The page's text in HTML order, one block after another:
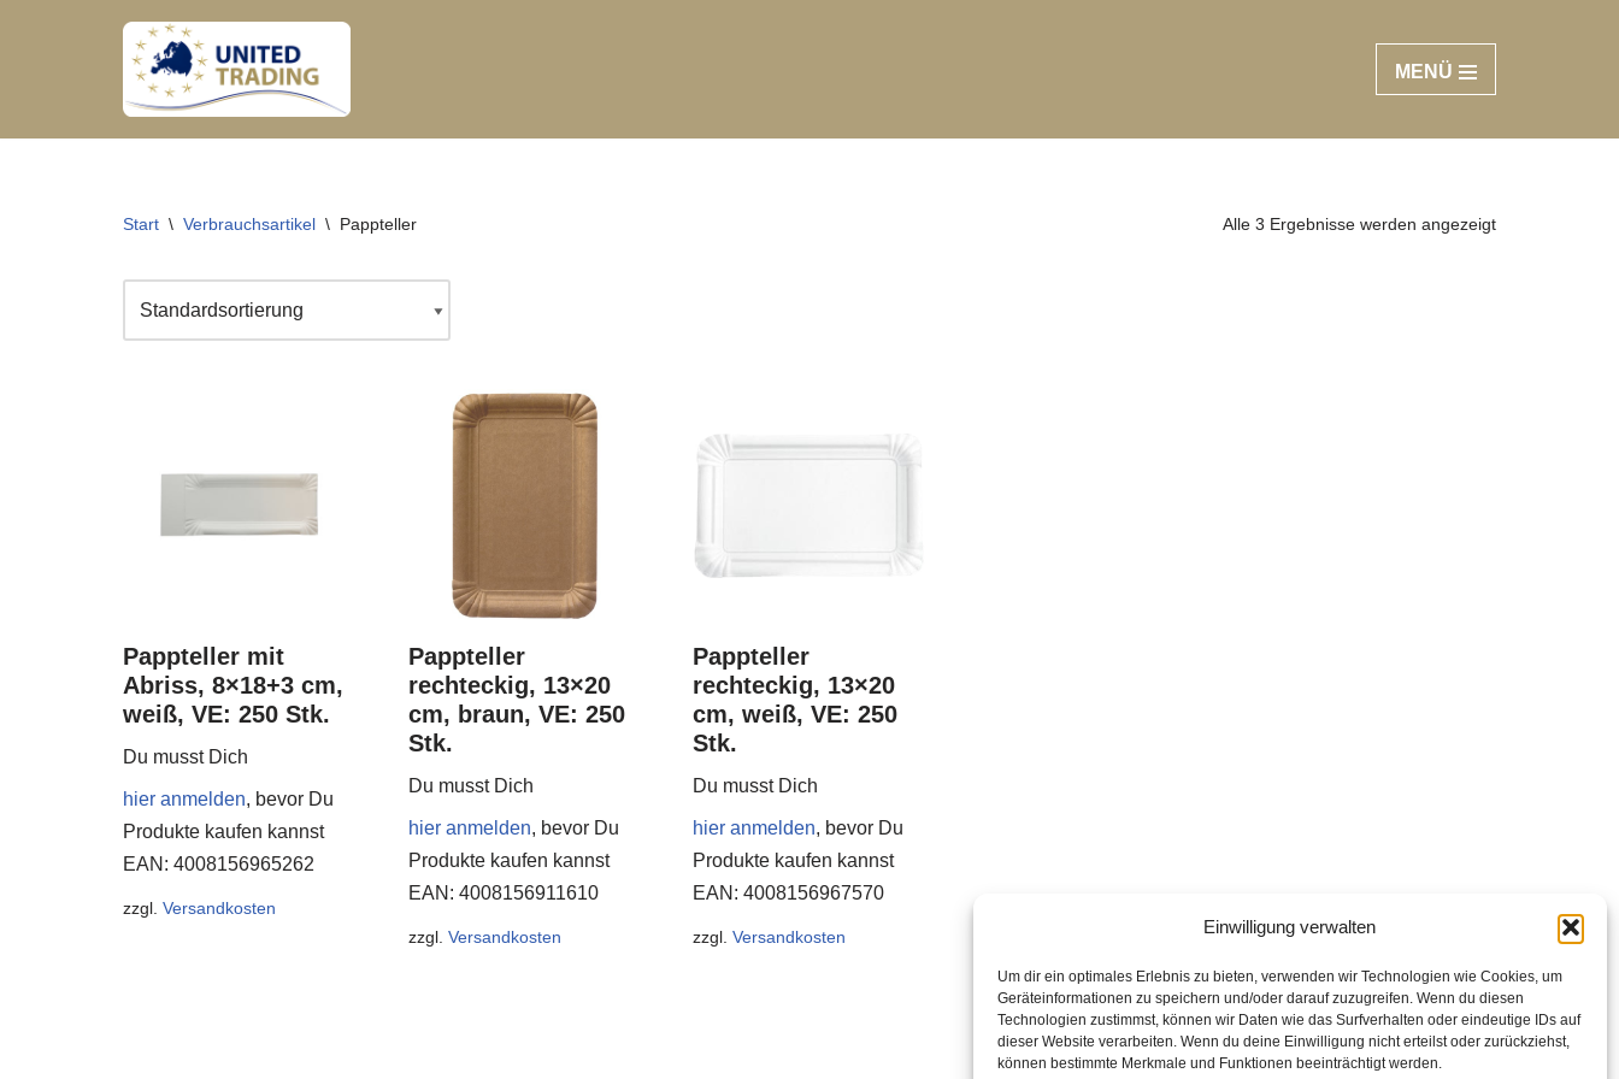
Einwilligung verwalten
Um dir ein optimales Erlebnis zu bieten, verwenden wir Technologien wie Cookies, um
Geräteinformationen zu speichern und/oder darauf zuzugreifen. Wenn du diesen
Technologien zustimmst, können wir Daten wie das Surfverhalten oder eindeutige IDs auf
dieser Website verarbeiten. Wenn du deine Einwilligung nicht erteilst oder zurückziehst,
können bestimmte Merkmale und Funktionen beeinträchtigt werden.
MENÜ
Start \ Verbrauchsartikel \ Pappteller Alle 3 Ergebnisse werden angezeigt
Pappteller mit
Abriss, 8×18+3 cm,
weiß, VE: 250 Stk.
Du musst Dich
hier anmelden, bevor Du
Produkte kaufen kannst
EAN: 4008156965262
zzgl. Versandkosten
Pappteller
rechteckig, 13×20
cm, braun, VE: 250
Stk.
Du musst Dich
hier anmelden, bevor Du
Produkte kaufen kannst
EAN: 4008156911610
zzgl. Versandkosten
Pappteller
rechteckig, 13×20
cm, weiß, VE: 250
Stk.
Du musst Dich
hier anmelden, bevor Du
Produkte kaufen kannst
EAN:4008156967570
zzgl.Versandkosten